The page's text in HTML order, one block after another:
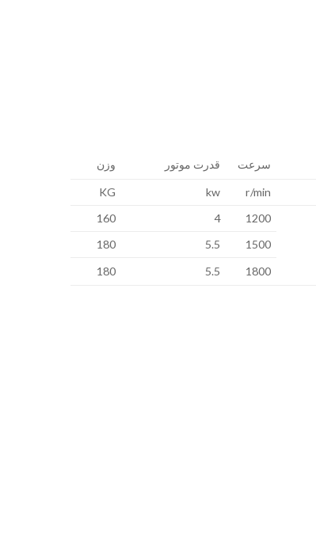
سرعت قدرت موتور وزن
r/min
kw
KG
1200
4
160
1500
5.5
180
1800
5.5
180